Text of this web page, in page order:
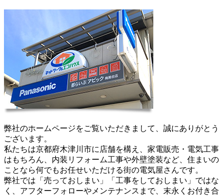
弊社のホームページをご覧いただきまして、誠にありがとう
ございます。
私たちは京都府木津川市に店舗を構え、家電販売・電気工事
はもちろん、内装リフォーム工事や外壁塗装など、住まいの
ことなら何でもお任せいただける街の電気屋さんです。
弊社では「売っておしまい」「工事をしておしまい」ではな
く、アフターフォローやメンテナンスまで、末永くお付き合